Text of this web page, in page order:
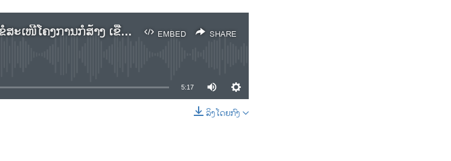
EMBED SHARE
ຟັງລາຍງານ ທາງການ ລາວ ຍື່ນຂໍ້ສະເໜີໂຄງການກໍ່ສ້າງ ເຂື່ອນໄຟຟ້າຊະນະຄາມ ເທິງແນວແມ່ນໍ້າຂອງໃນແຂວງວຽງຈັນ
SHARE
5:17
ລິງໂດຍກົງ